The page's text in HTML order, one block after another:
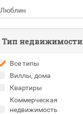
Люблин
Тип недвижимости
Все типы
Виллы, дома
Квартиры
Коммерческая
недвижимость